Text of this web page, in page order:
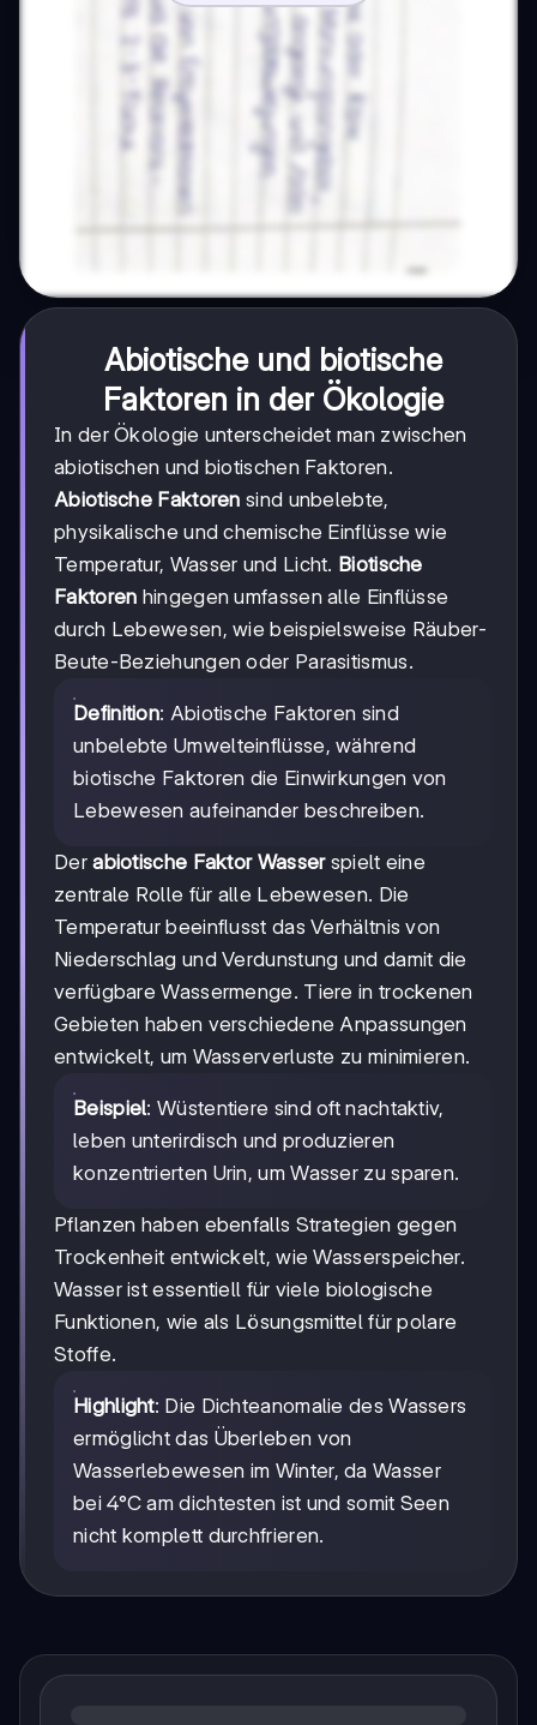
Abiotische und biotische
Faktoren in der Ökologie
In der Ökologie unterscheidet man zwischen
abiotischen und biotischen Faktoren.
Abiotische Faktoren sind unbelebte,
physikalische und chemische Einflüsse wie
Temperatur, Wasser und Licht. Biotische
Faktoren hingegen umfassen alle Einflüsse
durch Lebewesen, wie beispielsweise Räuber-
Beute-Beziehungen oder Parasitismus.
Definition: Abiotische Faktoren sind
unbelebte Umwelteinflüsse, während
biotische Faktoren die Einwirkungen von
Lebewesen aufeinander beschreiben.
Derabiotische Faktor Wasserspielt eine
zentrale Rolle für alle Lebewesen. Die
Temperatur beeinflusst das Verhältnis von
Niederschlag und Verdunstung und damit die
verfügbare Wassermenge. Tiere in trockenen
Gebieten haben verschiedene Anpassungen
entwickelt, um Wasserverluste zu minimieren.
Beispiel: Wüstentiere sind oft nachtaktiv,
leben unterirdisch und produzieren
konzentrierten Urin, um Wasser zu sparen.
Pflanzen haben ebenfalls Strategien gegen
Trockenheit entwickelt, wie Wasserspeicher.
Wasser ist essentiell für viele biologische
Funktionen, wie als Lösungsmittel für polare
Stoffe.
Highlight: Die Dichteanomalie des Wassers
ermöglicht das Überleben von
Wasserlebewesen im Winter, da Wasser
bei 4°C am dichtesten ist und somit Seen
nicht komplett durchfrieren.